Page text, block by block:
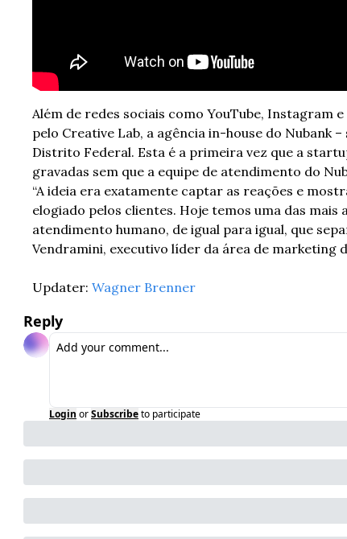
Além de redes sociais como YouTube, Instagram
pelo Creative Lab, a agência in-house do Nubank
Distrito Federal. Esta é a primeira vez que a
“A ideia era exatamente captar as reações e
elogiado pelos clientes. Hoje temos uma das mais
atendimento humano, de igual para igual, que
Vendramini, executivo líder da área de marketing
Updater: Wagner Brenner
Reply
Login orSubscribeto participate